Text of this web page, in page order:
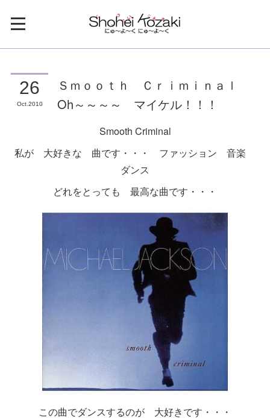
26
Oct 2010
Ｓｍｏｏｔｈ Ｃｒｉｍｉｎａｌ
Oh～～～～ マイケル！！！
Smooth Criminal
私が 大好きな 曲です・・・ ファッション 音楽
ダンス
どれをとっても 最高な曲です・・・
この曲でダンスするのが 大好きです・・・